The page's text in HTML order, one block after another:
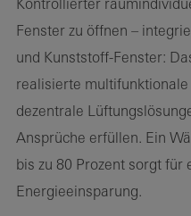
Kontrollierter
Fenster zu öffnen –
und Kunststoff-Fenster:
realisierte
dezentrale
Ansprüche erfüllen. Ein
bis zu 80 Prozent sorgt für
Energieeinsparung.